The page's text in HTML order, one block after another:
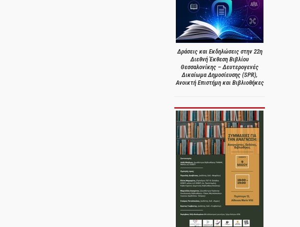
Δράσεις και Εκδηλώσεις στην 22η
Διεθνή Έκθεση Βιβλίου
Θεσσαλονίκης – Δευτερογενές
Δικαίωμα Δημοσίευσης (SPR),
Ανοικτή Επιστήμη και Βιβλιοθήκες